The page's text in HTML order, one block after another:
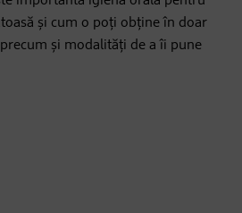
și cum o poți obține în doar
și modalități de a îi pune